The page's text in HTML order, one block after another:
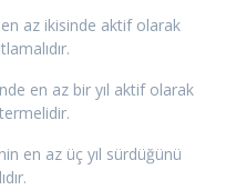
az ikisinde aktif olarak
en az bir yıl aktif olarak
en az üç yıl sürdüğünü